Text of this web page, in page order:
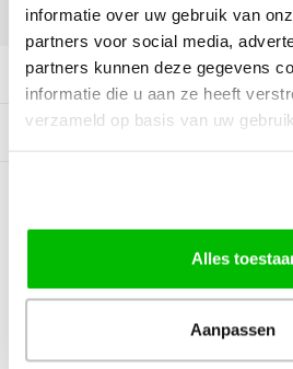
informatie over uw gebruik van
partners voor social media,
partners kunnen deze gegevens
informatie die u aan ze heeft
verzameld op basis van uw
Alles
Aanpassen
DELEN:
Productomschrijving
Gerelateerde producten
BEOORDELINGEN